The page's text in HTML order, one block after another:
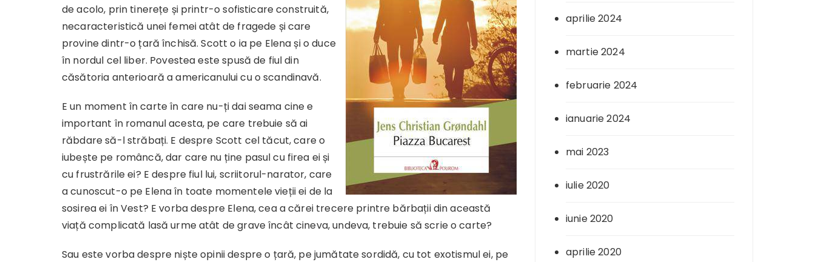
de acolo, prin tinerețe și printr-o sofisticare construită,
necaracteristică unei femei atât de fragede și care
provine dintr-o țară închisă. Scott o ia pe Elena și o duce
în nordul cel liber. Povestea este spusă de fiul din
căsătoria anterioară a americanului cu o scandinavă.
E un moment în carte în care nu-ți dai seama cine e
important în romanul acesta, pe care trebuie să ai
răbdare să-l străbați. E despre Scott cel tăcut, care o
iubește pe româncă, dar care nu ține pasul cu firea ei și
cu frustrările ei? E despre fiul lui, scriitorul-narator, care
a cunoscut-o pe Elena în toate momentele vieții ei de la
sosirea ei în Vest? E vorba despre Elena, cea a cărei trecere printre bărbații din această
viață complicată lasă urme atât de grave încât cineva, undeva, trebuie să scrie o carte?
Sau este vorba despre niște opinii despre o țară, pe jumătate sordidă, cu tot exotismul ei, pe
aprilie 2024
martie 2024
februarie 2024
ianuarie 2024
mai 2023
iulie 2020
iunie 2020
aprilie 2020